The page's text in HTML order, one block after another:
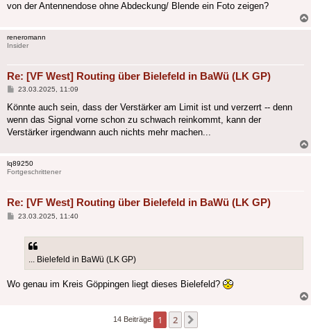
von der Antennendose ohne Abdeckung/ Blende ein Foto zeigen?
reneromann
Insider
Re: [VF West] Routing über Bielefeld in BaWü (LK GP)
Beitrag
23.03.2025, 11:09
Könnte auch sein, dass der Verstärker am Limit ist und verzerrt -- denn
wenn das Signal vorne schon zu schwach reinkommt, kann der
Verstärker irgendwann auch nichts mehr machen...
lq89250
Fortgeschrittener
Re: [VF West] Routing über Bielefeld in BaWü (LK GP)
Beitrag
23.03.2025, 11:40
... Bielefeld in BaWü (LK GP)
Wo genau im Kreis Göppingen liegt dieses Bielefeld?
14 Beiträge 1 2